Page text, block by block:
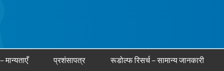
मान्यताएँ प्रशंसापत्र रूडोल्फ रिसर्च – सामान्य जानकारी